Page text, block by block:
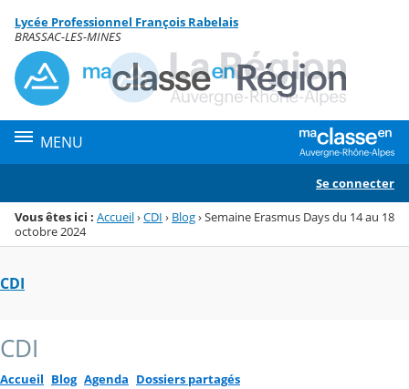
Menu de la rubrique
Contenu
Lycée Professionnel François Rabelais
BRASSAC-LES-MINES
MENU
Se connecter
Vous êtes ici : Accueil›CDI › Blog›Semaine Erasmus Days du 14 au 18
octobre 2024
CDI
CDI
Accueil Blog Agenda Dossiers partagés